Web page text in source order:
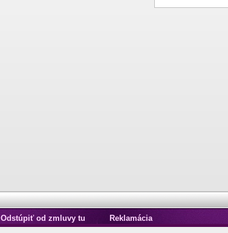
Odstúpiť od zmluvy tu
Reklamácia